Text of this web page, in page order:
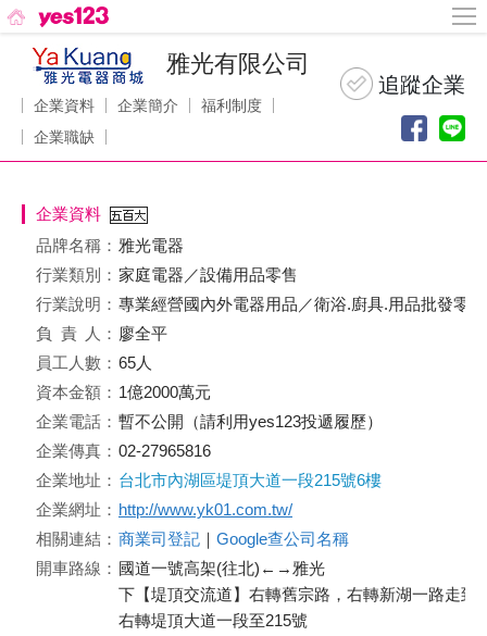
雅光有限公司
企業資料 企業簡介
福利制度
企業職缺
企業資料
品牌名稱： 雅光電器
行業類別： 家庭電器／設備用品零售
行業說明： 專業經營國內外電器用品／衛浴.廚具.用品批發零售
負責 人： 廖全平
員工人數： 65人
資本金額： 1億2000萬元
企業電話： 暫不公開（請利用yes123投遞履歷）
企業傳真： 02-27965816
企業地址： 台北市內湖區堤頂大道一段215號6樓
企業網址： http://www.yk01.com.tw/
相關連結： 商業司登記 ｜ Google查公司名稱
開車路線： 國道一號高架(往北)←→雅光
下【堤頂交流道】右轉舊宗路，右轉新湖一路走到
右轉堤頂大道一段至215號